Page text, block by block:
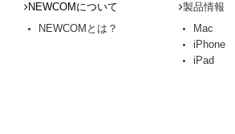
NEWCOMについて
NEWCOMとは？
製品情報
Mac
iPhone
iPad